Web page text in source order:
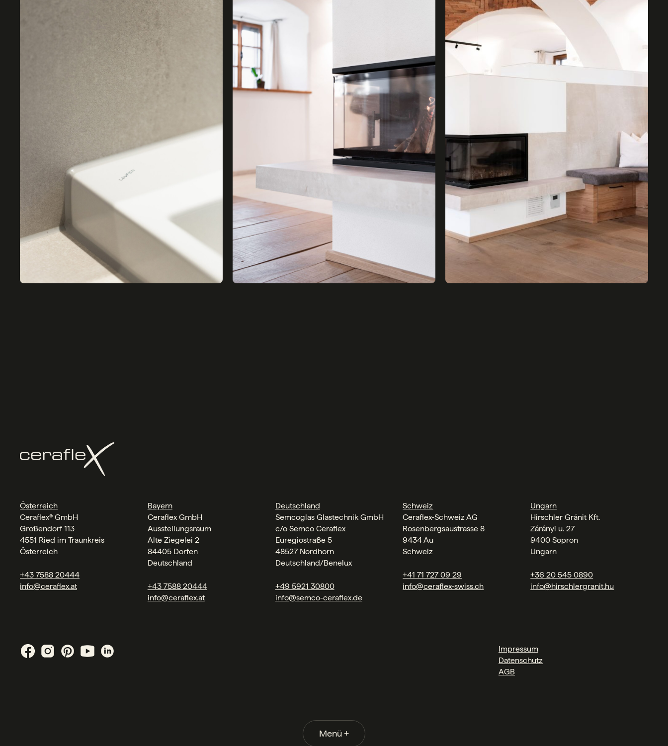
Menü+
Österreich
Ceraflex® GmbH
Großendorf 113
4551 Ried im Traunkreis
Österreich
+43 7588 20444
info@ceraflex.at
Bayern
Ceraflex GmbH
Ausstellungsraum
Alte Ziegelei 2
84405 Dorfen
Deutschland
+43 7588 20444
info@ceraflex.at
Deutschland
Semcoglas Glastechnik GmbH
c/o Semco Ceraflex
Euregiostraße 5
48527 Nordhorn
Deutschland/Benelux
+49 5921 30800
info@semco-ceraflex.de
Schweiz
Ceraflex-Schweiz AG
Rosenbergsaustrasse 8
9434 Au
Schweiz
+41 71 727 09 29
info@ceraflex-swiss.ch
Ungarn
Hirschler Gránit Kft.
Zárányi u. 27
9400 Sopron
Ungarn
+36 20 545 0890
info@hirschlergranit.hu
Impressum
Datenschutz
AGB